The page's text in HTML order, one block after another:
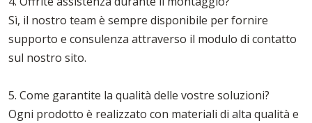
Sì, il nostro team è sempre disponibile per fornire
supporto e consulenza attraverso il modulo di contatto
sul nostro sito.
5. Come garantite la qualità delle vostre soluzioni?
Ogni prodotto è realizzato con materiali di alta qualità e